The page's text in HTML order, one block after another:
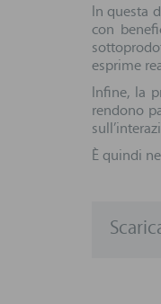
In questa
con
esprime
Infine, la
rendono
È quindi